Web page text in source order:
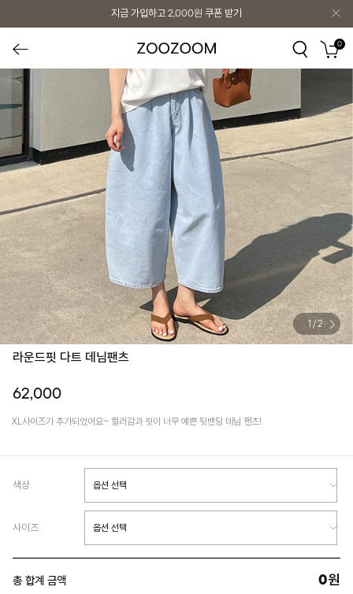
지금 가입하고 2,000원 쿠폰 받기
0
/ 2
라운드핏 다트 데님팬츠
62,000
XL사이즈가 추가되었어요~ 컬러감과 핏이 너무 예쁜 뒷밴딩 데님 팬츠!
색상
사이즈
총 합계 금액 0원